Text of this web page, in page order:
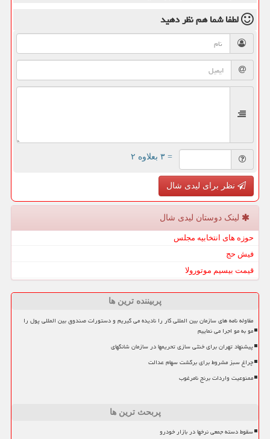
لطفا شما همنظر دهید
= ۳ بعلاوه ۲
نظر برای لیدی شال
لینک دوستان لیدی شال
حوزه های انتخابیه مجلس
فیش حج
قیمت بیسیم موتورولا
پربیننده ترین ها
مقاوله نامه های سازمان بین المللی کار را نادیده می گیریم و دستورات صندوق بین المللی پول را
مو به مو اجرا می نماییم
پیشنهاد تهران برای خنثی سازی تحریمها در سازمان شانگهای
چراغ سبز مشروط برای برگشت سهام عدالت
ممنوعیت واردات برنج نامرغوب
پربحث ترین ها
سقوط دسته جمعی نرخها در بازار خودرو